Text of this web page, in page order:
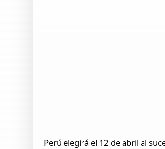
Perú elegirá el 12 de abril al